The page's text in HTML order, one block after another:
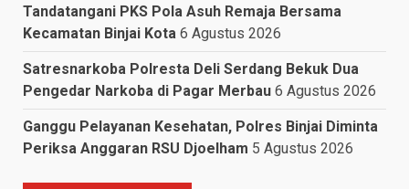
Tandatangani PKS Pola Asuh Remaja Bersama
Kecamatan Binjai Kota 6 Agustus 2026
Satresnarkoba Polresta Deli Serdang Bekuk Dua
Pengedar Narkoba di Pagar Merbau 6 Agustus 2026
Ganggu Pelayanan Kesehatan, Polres Binjai Diminta
Periksa Anggaran RSU Djoelham 5 Agustus 2026